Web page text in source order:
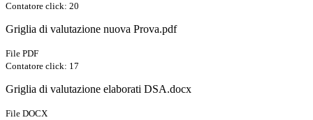
Contatore click: 20
Griglia di valutazione nuova Prova.pdf
File PDF
Contatore click: 17
Griglia di valutazione elaborati DSA.docx
File DOCX